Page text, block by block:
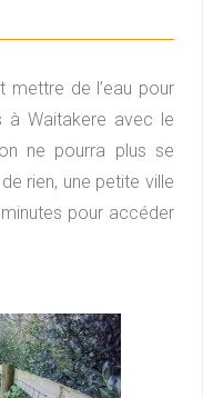
mettre de l’eau pour
à Waitakere avec le
ne pourra plus se
rien, une petite ville
pour accéder